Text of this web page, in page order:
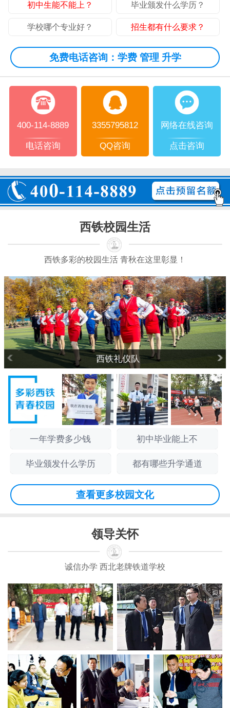
初中生能不能上？ 毕业颁发什么学历？
学校哪个专业好？ 招生都有什么要求？
免费电话咨询：学费 管理 升学
400-114-8889
电话咨询
3355795812
QQ咨询
网络在线咨询
点击咨询
西铁校园生活
西铁多彩的校园生活 青秋在这里彰显！
西铁礼仪队
一年学费多少钱 初中毕业能上不
毕业颁发什么学历 都有哪些升学通道
查看更多校园文化
领导关怀
诚信办学 西北老牌铁道学校